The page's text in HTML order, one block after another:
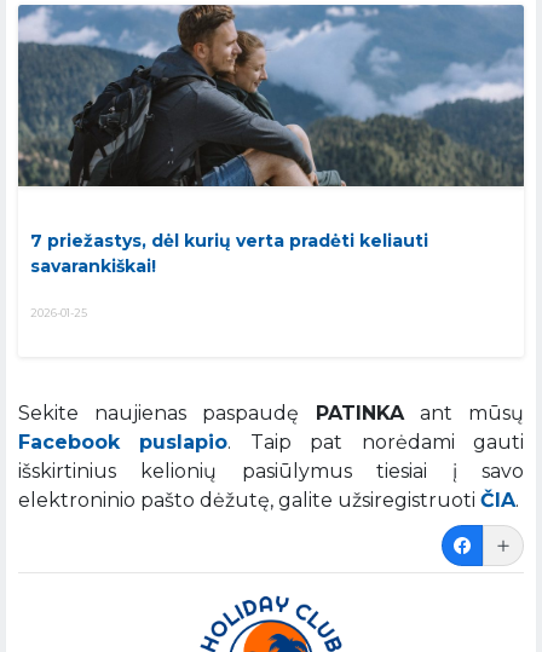
7 priežastys, dėl kurių verta pradėti keliauti
savarankiškai!
2026-01-25
Sekite naujienas paspaudę PATINKAant mūsų
Facebook puslapio. Taip pat norėdami gauti
išskirtinius kelionių pasiūlymus tiesiai į savo
elektroninio pašto dėžutę, galite užsiregistruoti ČIA.